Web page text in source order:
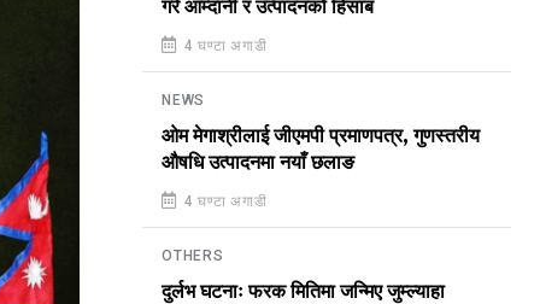
गरे आम्दानी र उत्पादनको हिसाब
4 घण्टा अगाडी
NEWS
ओम मेगाश्रीलाई जीएमपी प्रमाणपत्र, गुणस्तरीय
औषधि उत्पादनमा नयाँ छलाङ
4 घण्टा अगाडी
OTHERS
दुर्लभ घटनाः फरक मितिमा जन्मिए जुम्ल्याहा